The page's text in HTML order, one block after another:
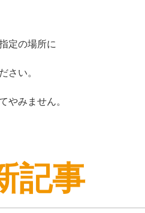
定の場所に
さい。
やみません。
記事